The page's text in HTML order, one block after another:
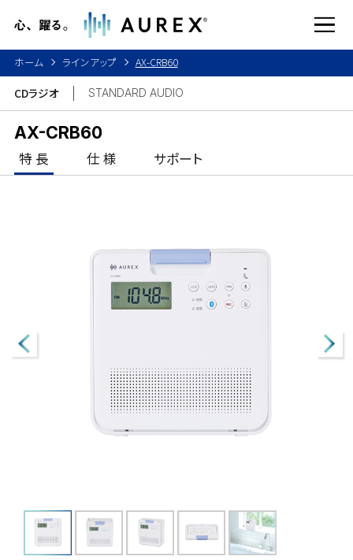
心、踊る
ホーム ラインアップ AX-CRB60
CDラジオ STANDARD AUDIO
AX-CRB60
特 長 仕 様 サポート